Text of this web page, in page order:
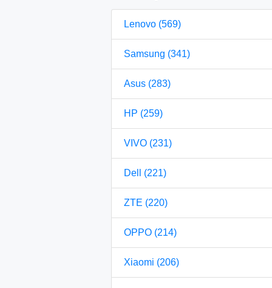
Lenovo (569)
Samsung (341)
Asus (283)
HP (259)
VIVO (231)
Dell (221)
ZTE (220)
OPPO (214)
Xiaomi (206)